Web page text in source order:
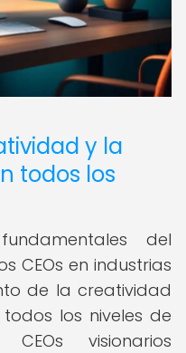
y la
todos los
del
CEOs en industrias
de la creatividad
los niveles de
visionarios